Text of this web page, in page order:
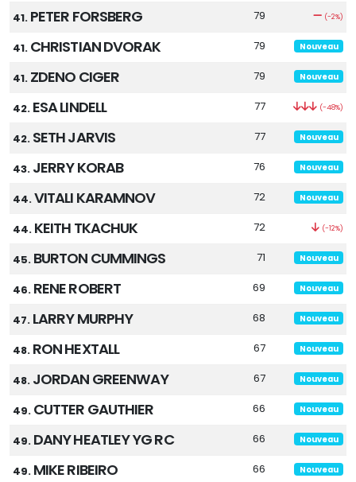
41. PETER FORSBERG 79 (-2%)
41. CHRISTIAN DVORAK 79 Nouveau
41. ZDENO CIGER 79 Nouveau
42. ESA LINDELL 77 (-48%)
42. SETH JARVIS 77 Nouveau
43. JERRY KORAB 76 Nouveau
44.VITALI KARAMNOV 72 Nouveau
44. KEITH TKACHUK 72 (-12%)
45. BURTON CUMMINGS 71 Nouveau
46. RENE ROBERT 69 Nouveau
47. LARRY MURPHY 68 Nouveau
48. RON HEXTALL 67 Nouveau
48. JORDAN GREENWAY 67 Nouveau
49. CUTTER GAUTHIER 66 Nouveau
49. DANY HEATLEY YG RC 66 Nouveau
49. MIKE RIBEIRO 66 Nouveau